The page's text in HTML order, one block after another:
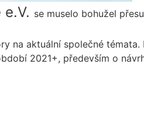
se muselo bohužel
na aktuální společné
2021+, především o